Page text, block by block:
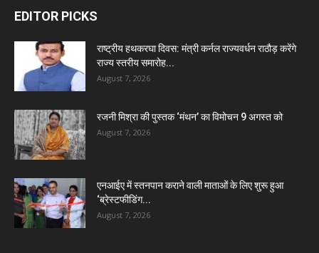
EDITOR PICKS
राष्ट्रीय हथकरघा दिवस: मंत्री कर्नल राज्यवर्धन राठौड़ करेंगे
राज्य स्तरीय समारोह...
August 7, 2026
रजनी मिश्रा की पुस्तक ‘मंथन’ का विमोचन 9 अगस्त को
August 7, 2026
एनआईए में स्तनपान कराने वाली माताओं के लिए शुरू हुआ
‘ब्रेस्टफीडिंग...
August 7, 2026